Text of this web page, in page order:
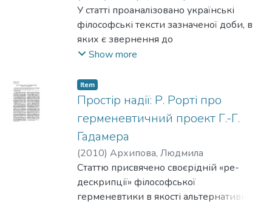
У статті проаналізовано українські
філософські тексти зазначеної доби, в
яких є звернення до
упанішад.
Show more
Item
Простір надії: Р. Рорті про
герменевтичний проект Г.-Г.
Гадамера
(2010) Архипова, Людмила
Статтю присвячено своєрідній «ре-
дескрипції» філософської
герменевтики в якості альтернативної